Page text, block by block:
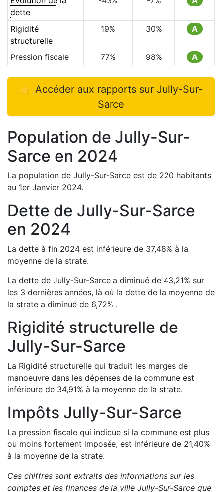
dette
Rigidité
structurelle
19% 30% A
Pression fiscale 77% 98% A
👉 Accéder aux rapports sur Jully-Sur-
Sarce
Population de Jully-Sur-
Sarce en 2024
La population de Jully-Sur-Sarce est de 220 habitants
au 1er Janvier 2024.
Dette de Jully-Sur-Sarce
en 2024
La dette à fin 2024 est inférieure de 37,48% à la
moyenne de la strate.
La dette de Jully-Sur-Sarce a diminué de 43,21% sur
les 3 dernières années, là où la dette de la moyenne de
la strate a diminué de 6,72% .
Rigidité structurelle de
Jully-Sur-Sarce
La Rigidité structurelle qui traduit les marges de
manoeuvre dans les dépenses de la commune est
inférieure de 34,91% à la moyenne de la strate.
Impôts Jully-Sur-Sarce
La pression fiscale qui indique si la commune est plus
ou moins fortement imposée, est inférieure de 21,40%
à la moyenne de la strate.
Ces chiffres sont extraits des informations sur les
comptes et les finances de la ville Jully-Sur-Sarce que